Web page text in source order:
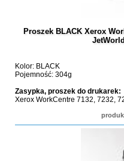
Proszek BLACK Xerox
Kolor: BLACK
Pojemność: 304g
Zasypka, proszek do drukarek:
Xerox WorkCentre 7132, 7232,